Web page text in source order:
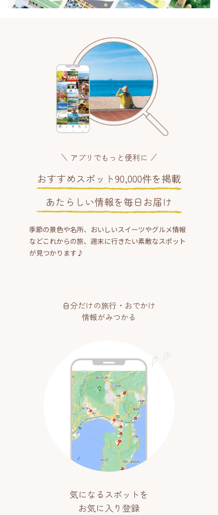
アプリでもっと便利に
おすすめスポット90,000件を掲載
あたらしい情報を毎日お届け
季節の景色や名所、おいしいスイーツやグルメ情報
などこれからの旅、週末に行きたい素敵なスポット
が見つかります♪
自分だけの旅行・おでかけ
情報がみつかる
気になるスポットを
お気に入り登録